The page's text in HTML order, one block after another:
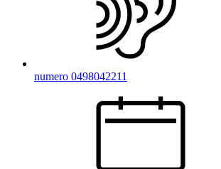
numero 0498042211